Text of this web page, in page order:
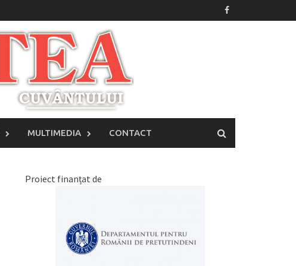
MULTIMEDIA CONTACT
Proiect finanțat de